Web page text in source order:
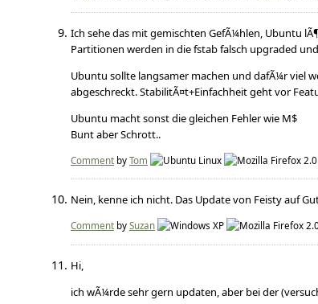
Ich sehe das mit gemischten GefÃ¼hlen, Ubuntu
Partitionen werden in die fstab falsch upgraded
Ubuntu sollte langsamer machen und dafÃ¼r viel
abgeschreckt. StabilitÃ¤t+Einfachheit geht vor
Ubuntu macht sonst die gleichen Fehler wie M$
Bunt aber Schrott..
Comment by Tom
Nein, kenne ich nicht. Das Update von Feisty auf
Comment by Suzan
Hi,
ich wÃ¼rde sehr gern updaten, aber bei der